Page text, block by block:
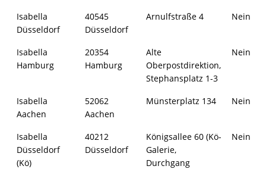
Isabella
Düsseldorf
40545
Düsseldorf
Arnulfstraße 4 Nein
Isabella
Hamburg
20354
Hamburg
Alte
Oberpostdirektion,
Stephansplatz 1-3
Nein
Isabella
Aachen
52062
Aachen
Münsterplatz 134 Nein
Isabella
Düsseldorf
(Kö)
40212
Düsseldorf
Königsallee 60 (Kö-
Galerie,
Durchgang
Nein